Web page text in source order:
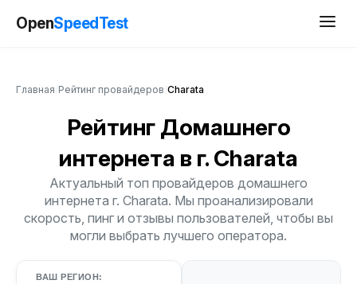
OpenSpeedTest
Главная Рейтинг провайдеров Charata
Рейтинг Домашнего
интернета в г. Charata
Актуальный топ провайдеров домашнего
интернета г. Charata. Мы проанализировали
скорость, пинг и отзывы пользователей, чтобы вы
могли выбрать лучшего оператора.
ВАШ РЕГИОН: